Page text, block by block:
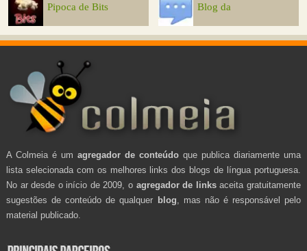
Pipoca de Bits Blog da
A Colmeia é um agregador de conteúdo que publica diariamente uma
lista selecionada com os melhores links dos blogs de língua portuguesa.
No ar desde o início de 2009, o agregador de linksaceita gratuitamente
sugestões de conteúdo de qualquer blog , mas não é responsável pelo
material publicado.